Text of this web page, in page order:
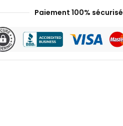
Paiement 100% sécurisé